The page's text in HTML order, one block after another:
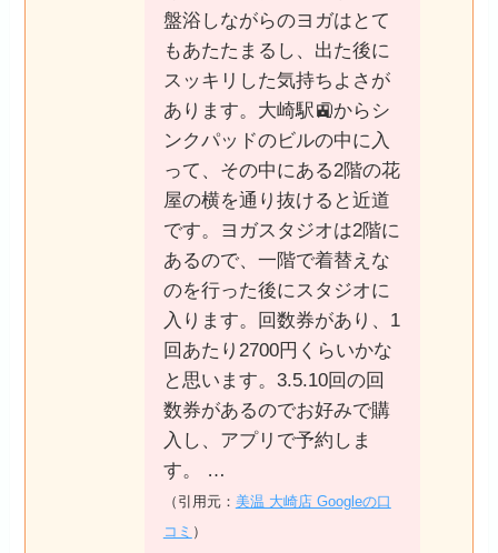
盤浴しながらのヨガはとて
もあたたまるし、出た後に
スッキリした気持ちよさが
あります。大崎駅🚉からシ
ンクパッドのビルの中に入
って、その中にある2階の花
屋の横を通り抜けると近道
です。ヨガスタジオは2階に
あるので、一階で着替えな
のを行った後にスタジオに
入ります。回数券があり、1
回あたり2700円くらいかな
と思います。3.5.10回の回
数券があるのでお好みで購
入し、アプリで予約しま
す。 …
（引用元： 美温 大崎店 Googleの口
コミ ）